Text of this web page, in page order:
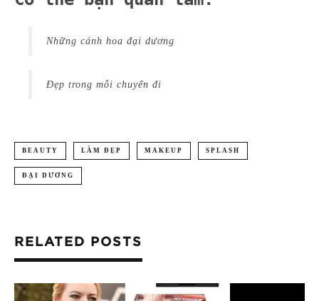
Những cánh hoa đại dương
Đẹp trong mỗi chuyến đi
BEAUTY LÀM ĐẸP MAKEUP SPLASH
ĐẠI DƯƠNG
RELATED POSTS